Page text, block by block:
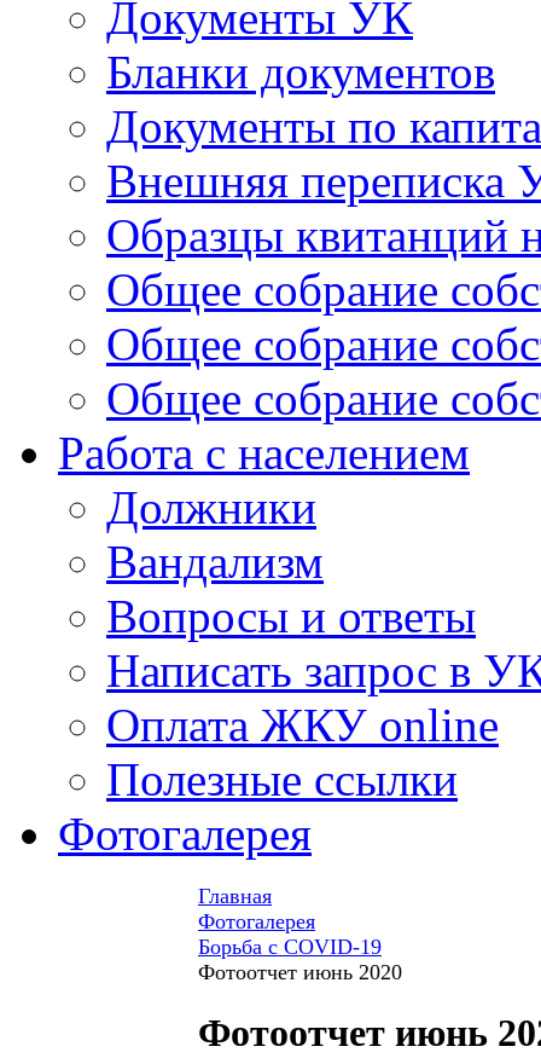
Документы УК
Бланки документов
Документы по
Внешняя переписка
Образцы квитанций
Общее собрание
Общее собрание
Общее собрание
Работа с населением
Должники
Вандализм
Вопросы и ответы
Написать запрос в
Оплата ЖКУ online
Полезные ссылки
Фотогалерея
Главная
Фотогалерея
Борьба с COVID-19
Фотоотчет июнь 2020
Фотоотчет июнь